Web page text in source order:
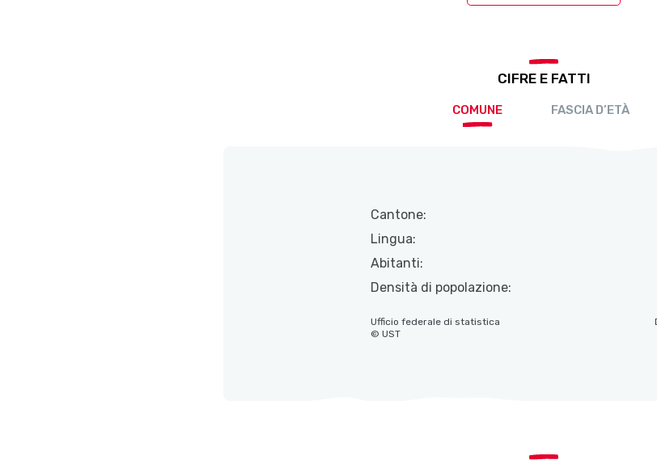
CIFRE E FATTI
COMUNE FASCIA D’ETÀ
Cantone:
Lingua:
Abitanti:
Densità di popolazione:
Ufficio federale di statistica
© UST